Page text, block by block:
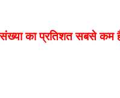
का प्रतिशत सबसे कम